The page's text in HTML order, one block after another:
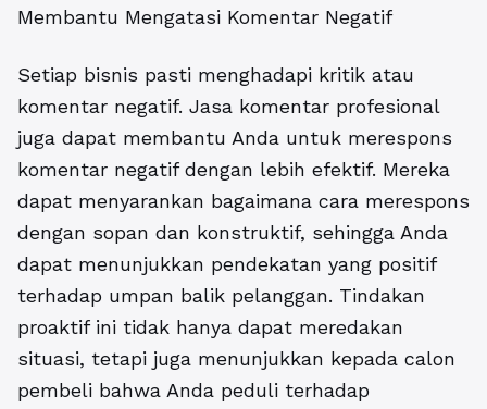
Membantu Mengatasi Komentar Negatif
Setiap bisnis pasti menghadapi kritik atau
komentar negatif. Jasa komentar profesional
juga dapat membantu Anda untuk merespons
komentar negatif dengan lebih efektif. Mereka
dapat menyarankan bagaimana cara merespons
dengan sopan dan konstruktif, sehingga Anda
dapat menunjukkan pendekatan yang positif
terhadap umpan balik pelanggan. Tindakan
proaktif ini tidak hanya dapat meredakan
situasi, tetapi juga menunjukkan kepada calon
pembeli bahwa Anda peduli terhadap